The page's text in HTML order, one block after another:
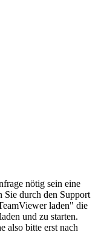
nötig sein eine
Sie durch den Support
laden" die
und zu starten.
also bitte erst nach